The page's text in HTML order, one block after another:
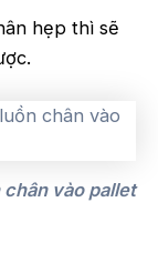
hẹp thì sẽ
vào pallet